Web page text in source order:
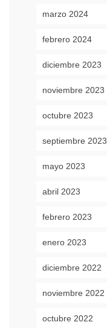
marzo 2024
febrero 2024
diciembre 2023
noviembre 2023
octubre 2023
septiembre 2023
mayo 2023
abril 2023
febrero 2023
enero 2023
diciembre 2022
noviembre 2022
octubre 2022